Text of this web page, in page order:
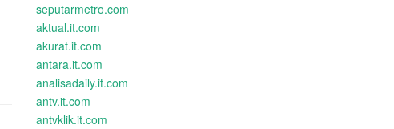
seputarmetro.com
aktual.it.com
akurat.it.com
antara.it.com
analisadaily.it.com
antv.it.com
antvklik.it.com